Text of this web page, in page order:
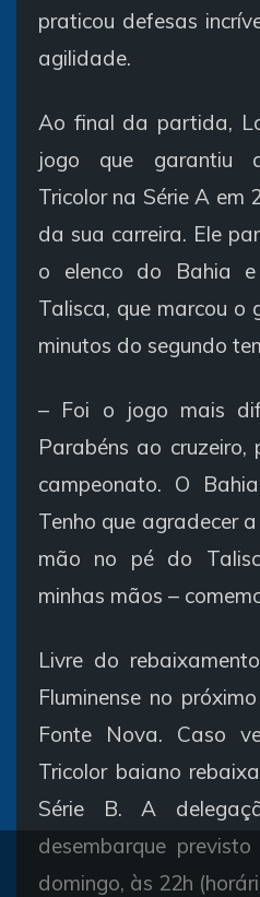
praticou defesas
agilidade.
Ao final da partida,
jogo que garantiu
Tricolor na Série A em
da sua carreira. Ele
o elenco do Bahia e
Talisca, que marcou
minutos do segundo
– Foi o jogo mais
Parabéns ao
campeonato. O
Tenho que agradecer
mão no pé do
minhas mãos –
Livre do
Fluminense no
Fonte Nova. Caso
Tricolor baiano
Série B. A
desembarque
domingo, às 22h